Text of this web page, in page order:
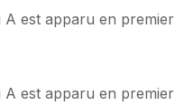
est apparu en premier
est apparu en premier